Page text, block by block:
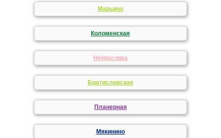
Марьино
Коломенская
Некрасовка
Братиславская
Планерная
Мякинино